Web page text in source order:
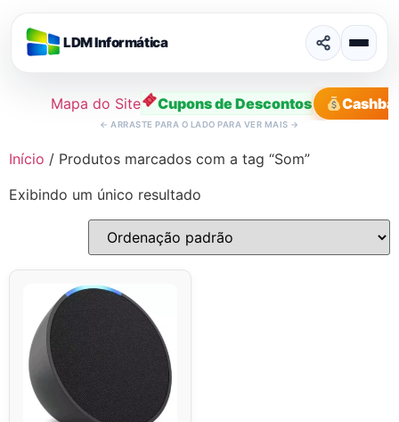
LDM Informática
Mapa do Site Cupons de Descontos
← ARRASTE PARA O LADO PARA VER MAIS →
Início / Produtos marcados com a tag “Som”
Exibindo um único resultado